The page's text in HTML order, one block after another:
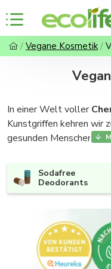
Vegane Kosmetik
In einer Welt voller
Kunstgriffen kehren wir
gesunden
wunderbarer und
nicht nur die Natur,
stellen kann.
Deodorantverhindert
nötige Entspannung
Körper, entfernt aber
das Wachstum von
Sodafree
Deodorants